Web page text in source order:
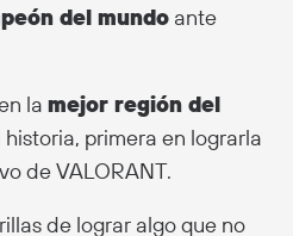
del mundo ante
la mejor región del
historia, primera en lograrla
de VALORANT.
de lograr algo que no